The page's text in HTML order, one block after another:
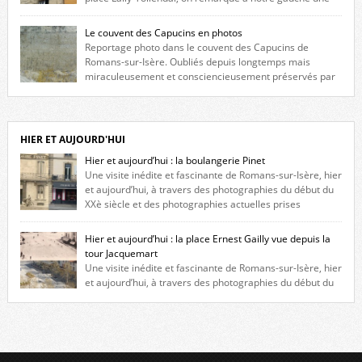
maison construite au XVIè siècle. Les deux façades sont ornées de
fenêtres jumelles à meneaux. Entre ces deux étages, on peut voir une
niche qui contient une statue de la Vierge. […]
Le couvent des Capucins en photos
Reportage photo dans le couvent des Capucins de
Romans-sur-Isère. Oubliés depuis longtemps mais
miraculeusement et consciencieusement préservés par
l’histoire de la redécouverte de vestiges du couvent des Capucins ! Petit
retour sur l’histoire […]
HIER ET AUJOURD'HUI
Hier et aujourd’hui : la boulangerie Pinet
Une visite inédite et fascinante de Romans-sur-Isère, hier
et aujourd’hui, à travers des photographies du début du
XXè siècle et des photographies actuelles prises
exactement dans le même cadre ! A l’angle de la place Jean Jaurès et de
l’avenue Victor Hugo (à côté d’Intermarché), à Romans. La boulangerie
Jules Pinet est inscrite dans le […]
Hier et aujourd’hui : la place Ernest Gailly vue depuis la
tour Jacquemart
Une visite inédite et fascinante de Romans-sur-Isère, hier
et aujourd’hui, à travers des photographies du début du